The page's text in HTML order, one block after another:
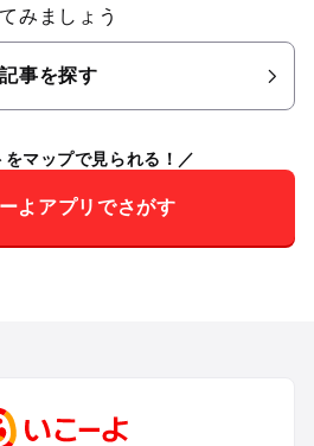
みましょう
記事を探す
マップで見られる！
よアプリでさがす